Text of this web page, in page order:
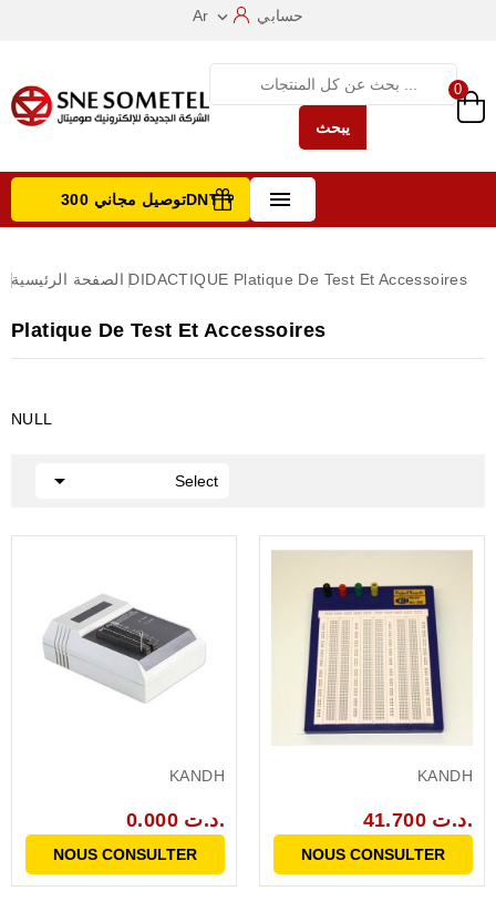
Ar  حسابي
يبحث
0
 توصيل مجاني 300DNT +
الصفحة الرئيسية DIDACTIQUE Platique De Test Et Accessoires
Platique De Test Et Accessoires
NULL
Select

KANDH
0.000 د.ت.
NOUS CONSULTER
KANDH
41.700 د.ت.
NOUS CONSULTER